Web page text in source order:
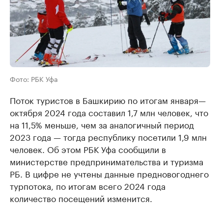
Фото: РБК Уфа
Поток туристов в Башкирию по итогам января—
октября 2024 года составил 1,7 млн человек, что
на 11,5% меньше, чем за аналогичный период
2023 года — тогда республику посетили 1,9 млн
человек. Об этом РБК Уфа сообщили в
министерстве предпринимательства и туризма
РБ. В цифре не учтены данные предновогоднего
турпотока, по итогам всего 2024 года
количество посещений изменится.